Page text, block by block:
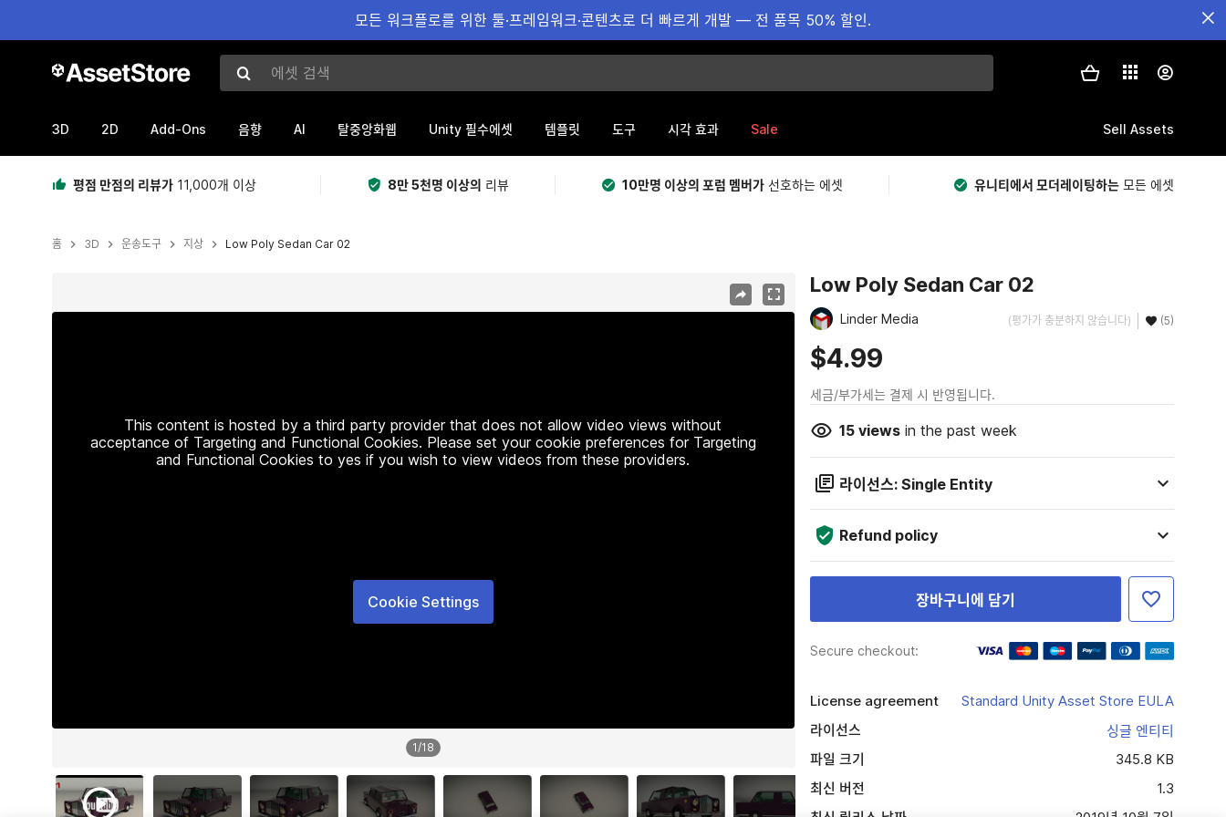
모든 워크플로를 위한 툴·프레임워크·콘텐츠로 더 빠르게 개발 — 전 품목 50% 할인.
에셋 검색
3D 2D Add-Ons 음향 AI 탈중앙화웹 Unity 필수에셋 템플릿 도구 시각 효과 Sale Sell Assets
평점 만점의 리뷰가 11,000개 이상 8만 5천명 이상의 리뷰 10만명 이상의 포럼 멤버가 선호하는 에셋 유니티에서 모더레이팅하는 모든 에셋
홈 3D 운송도구 지상 Low Poly Sedan Car 02
This content is hosted by a third party provider that does not allow video views without
acceptance of Targeting and Functional Cookies. Please set your cookie preferences for Targeting
and Functional Cookies to yes if you wish to view videos from these providers.
Cookie Settings
1/18
Low Poly Sedan Car 02
Linder Media (평가가 충분하지 않습니다) (5)
$4.99
세금/부가세는 결제 시 반영됩니다.
15viewsin the past week
라이선스: Single Entity
Refund policy
장바구니에 담기
Secure checkout:
License agreement
Standard Unity Asset Store EULA
라이선스
싱글 엔티티
파일 크기
345.8 KB
최신 버전
1.3